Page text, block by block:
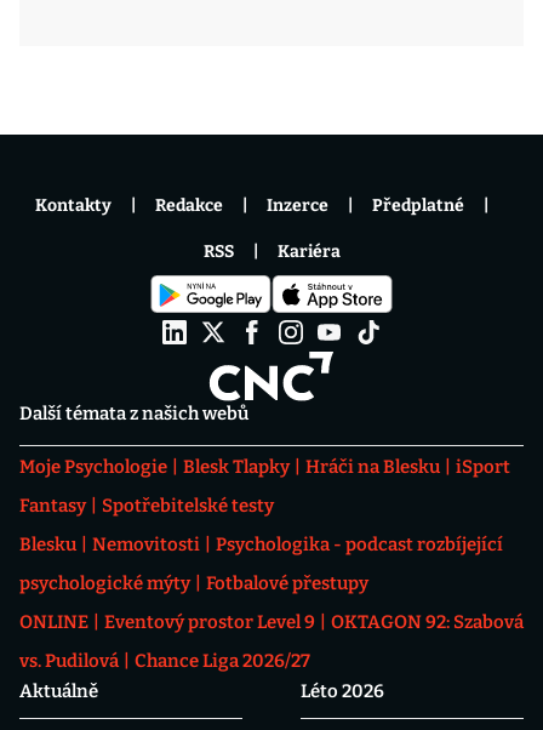
Další témata z našich webů
Moje Psychologie Blesk Tlapky Hráči na Blesku
iSport
Fantasy
Spotřebitelské testy
Blesku
Nemovitosti
Psychologika - podcast rozbíjející
psychologické mýty
Fotbalové přestupy
ONLINE
Eventový prostor Level 9
OKTAGON 92: Szabová
vs. Pudilová
Chance Liga 2026/27
Aktuálně
Léto 2026
Kontakty Redakce Inzerce Předplatné
RSS Kariéra